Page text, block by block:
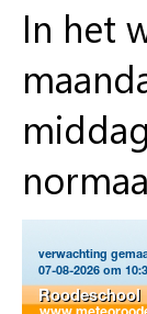
In het